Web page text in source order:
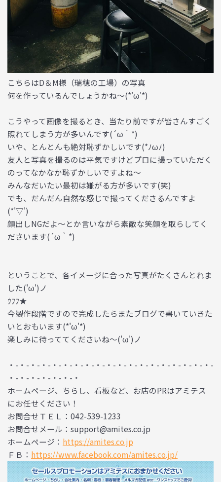
こちらはD＆M様（瑞穂の工場）の写真
何を作っているんでしょうかね～(*'ω'*)
こうやって画像を撮るとき、当たり前ですが皆さんすごく
照れてしまう方が多いんです(´ω｀*)
いや、とんとんも絶対恥ずかしいです(*ﾉωﾉ)
友人と写真を撮るのは平気ですけどプロに撮っていただく
のってなかなか恥ずかしいですよね～
みんなだいたい最初は嫌がる方が多いです(笑)
でも、だんだん自然な感じで撮ってくださるんですよ
(*'▽')
顔出しNGだよ～とか言いながら素敵な笑顔を取らしてく
ださいます(´ω｀*)
ということで、各イメージに合った写真がたくさんとれま
した('ω')ノ
ｳﾌﾌ★
今製作段階ですので完成したらまたブログで書いていきた
いとおもいます(*'ω'*)
楽しみに待っててくださいね～('ω')ノ
・-・-・-・-・-・-・-・-・-・-・-・-・-・-・-・-・-・-・-
・-・-・-・-・-・-・
ホームページ、ちらし、看板など、お店のPRはアミテス
にお任せください！
お問合せＴＥＬ：042-539-1233
お問合せメール：support@amites.co.jp
ホームページ： https://amites.co.jp
ＦＢ： https://www.facebook.com/amites.co.jp/